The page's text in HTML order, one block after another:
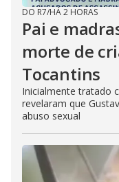
DO R7/HÁ 2 HORAS
Pai e
morte de
Tocantins
Inicialmente tratado
revelaram que
abuso sexual